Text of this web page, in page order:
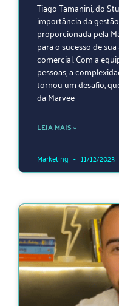
Tiago Tamanini, do
importância da
proporcionada pela
para o sucesso de
comercial. Com a
pessoas, a
tornou um desafio,
da Marvee
LEIA MAIS »
Marketing 11/12/2023